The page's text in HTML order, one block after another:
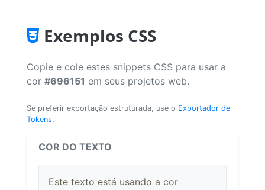
Exemplos CSS
Copie e cole estes snippets CSS para usar a
cor #696151 em seus projetos web.
Se preferir exportação estruturada, use o Exportador de
Tokens.
COR DO TEXTO
Este texto está usando a cor